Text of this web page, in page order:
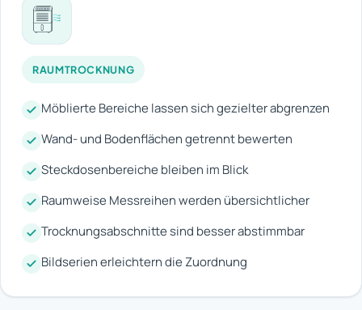
RAUMTROCKNUNG
Möblierte Bereiche lassen sich gezielter abgrenzen
Wand- und Bodenflächen getrennt bewerten
Steckdosenbereiche bleiben im Blick
Raumweise Messreihen werden übersichtlicher
Trocknungsabschnitte sind besser abstimmbar
Bildserien erleichtern die Zuordnung